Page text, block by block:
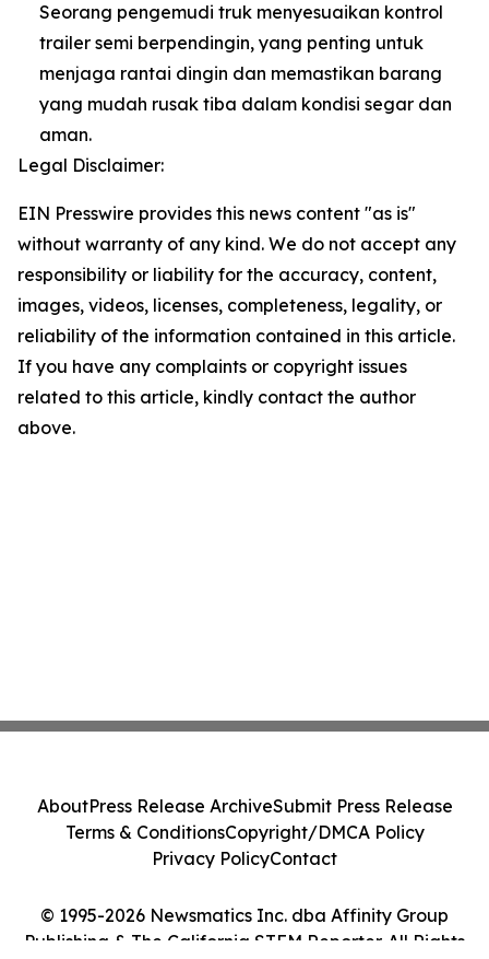
Seorang pengemudi truk menyesuaikan kontrol
trailer semi berpendingin, yang penting untuk
menjaga rantai dingin dan memastikan barang
yang mudah rusak tiba dalam kondisi segar dan
aman.
Legal Disclaimer:
EIN Presswire provides this news content "as is"
without warranty of any kind. We do not accept any
responsibility or liability for the accuracy, content,
images, videos, licenses, completeness, legality, or
reliability of the information contained in this article.
If you have any complaints or copyright issues
related to this article, kindly contact the author
above.
© 1995-2026 Newsmatics Inc. dba Affinity Group
Publishing & The California STEM Reporter. All Rights
AboutPress Release ArchiveSubmit Press Release
Terms & ConditionsCopyright/DMCA Policy
Privacy PolicyContact